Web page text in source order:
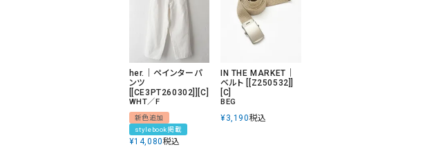
Champion（チャンピオン）
DENIM DUNGAREE（デニムダンガリー）
Deck（ディック）
EVOL（イーボル）
FLAVOR TEE（フレーバーティー）
her.｜ペインターパ
ンツ
[[CE3PT260302]][C]
WHT／F
新色追加
stylebook掲載
¥14,080税込
IN THE MARKET｜
ベルト [[Z250532]]
[C]
BEG
¥3,190税込